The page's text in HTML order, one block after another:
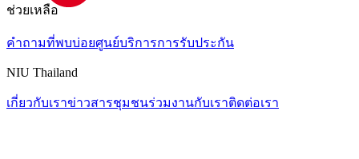
ช่วยเหลือ
คำถามที่พบบ่อยศูนย์บริการการรับประกัน
NIU Thailand
เกี่ยวกับเราข่าวสารชุมชนร่วมงานกับเราติดต่อเรา